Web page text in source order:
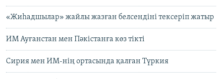
«Жиһадшылар» жайлы жазған белсендіні тексеріп жатыр
ИМ Ауғанстан мен Пәкістанға көз тікті
Сирия мен ИМ-нің ортасында қалған Түркия